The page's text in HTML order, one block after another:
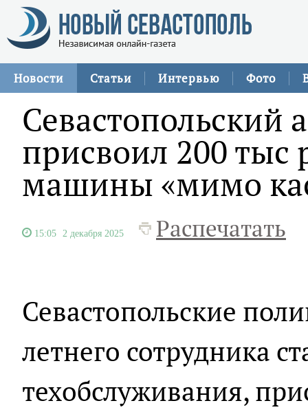
Новости Статьи Интервью Фото
Севастопольский
присвоил 200 тыс
машины «мимо
15:05 2 декабря 2025 Распечатать
Севастопольские
летнего сотрудника
техобслуживания,